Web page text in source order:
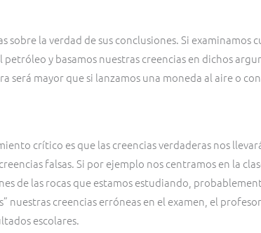
la verdad de sus conclusiones. Si examinamos
y basamos nuestras creencias en dichos
será mayor que si lanzamos una moneda al aire o
crítico es que las creencias verdaderas nos
falsas. Si por ejemplo nos centramos en la
de las rocas que estamos estudiando,
nuestras creencias erróneas en el examen, el
escolares.